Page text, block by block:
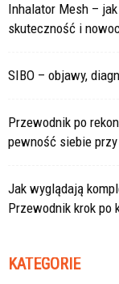
Inhalator Mesh –
skuteczność i
SIBO – objawy,
Przewodnik po
pewność siebie
Jak wyglądają
Przewodnik krok po
KATEGORIE